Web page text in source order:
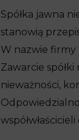
Spółka jawna
stanowią
W nazwie firmy
Zawarcie
nieważności,